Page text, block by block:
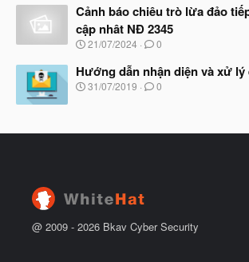
đ
ầ
u
à
b
ắ
đ
ầ
Cảnh báo chiêu trò lừa đảo
cập nhât NĐ 2345
N
à
y
b
đ
21/07/2024 0
Hướng dẫn nhận diện và xử lý
N
b
u
31/07/2019 0
@ 2009 - 2026 Bkav Cyber Security